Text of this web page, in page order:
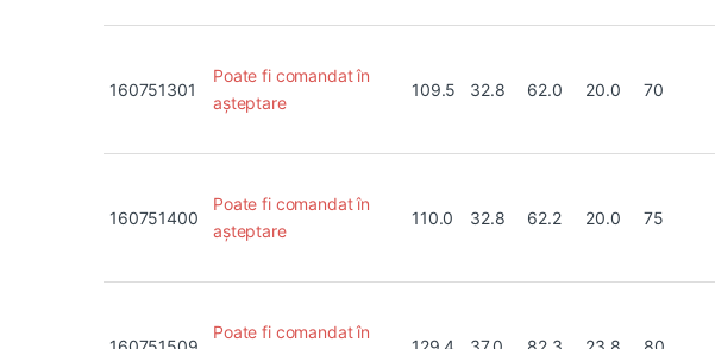
160751301
Poate fi comandat în
așteptare
109.5 32.8 62.0 20.0 70
160751400
Poate fi comandat în
așteptare
110.0 32.8 62.2 20.0 75
Poate fi comandat în